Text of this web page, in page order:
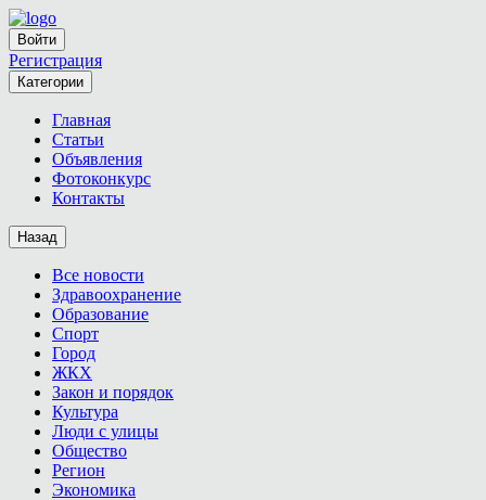
Войти
Регистрация
Категории
Главная
Статьи
Объявления
Фотоконкурс
Контакты
Назад
Все новости
Здравоохранение
Образование
Спорт
Город
ЖКХ
Закон и порядок
Культура
Люди с улицы
Общество
Регион
Экономика